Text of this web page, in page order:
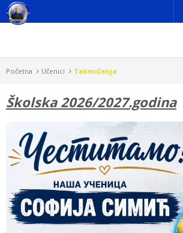
Početna Učenici Takmičenja
Školska 2026/2027.godina